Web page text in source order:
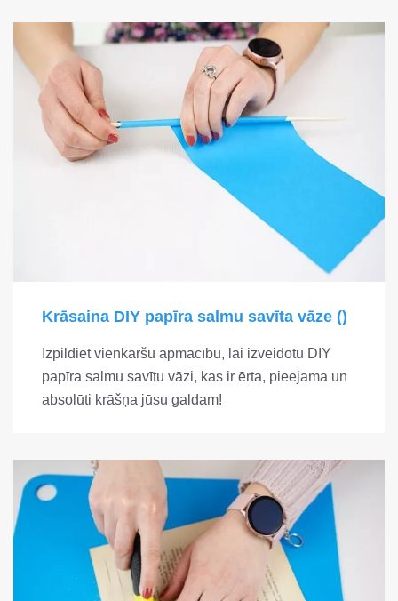
Krāsaina DIY papīra salmu savīta vāze ()
Izpildiet vienkāršu apmācību, lai izveidotu DIY
papīra salmu savītu vāzi, kas ir ērta, pieejama un
absolūti krāšņa jūsu galdam!